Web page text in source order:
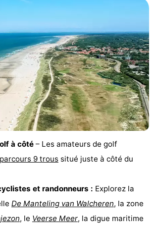
à côté – Les amateurs de golf
parcours 9 trous situé juste à côté du
et randonneurs : Explorez la
De Manteling van Walcheren, la zone
, le Veerse Meer, la digue maritime